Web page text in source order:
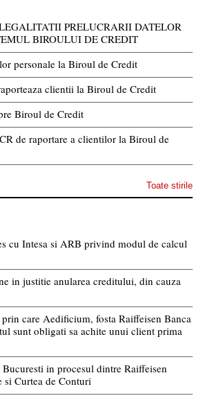
PRELUCRARII DATELOR
BIROULUI DE CREDIT
personale la Biroul de Credit
clientii la Biroul de Credit
Biroul de Credit
de raportare a clientilor la Biroul de
Toate stirile
cu Intesa si ARB privind modul de calcul
in justitie anularea creditului, din cauza
care Aedificium, fosta Raiffeisen Banca
sunt obligati sa achite unui client prima
in procesul dintre Raiffeisen
si Curtea de Conturi